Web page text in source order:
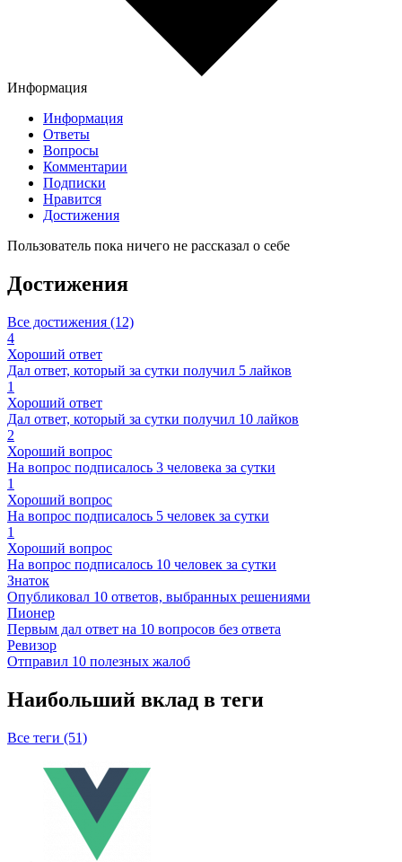
Информация
Информация
Ответы
Вопросы
Комментарии
Подписки
Нравится
Достижения
Пользователь пока ничего не рассказал о себе
Достижения
Все достижения (12)
4
Хороший ответ
Дал ответ, который за сутки получил 5 лайков
1
Хороший ответ
Дал ответ, который за сутки получил 10 лайков
2
Хороший вопрос
На вопрос подписалось 3 человека за сутки
1
Хороший вопрос
На вопрос подписалось 5 человек за сутки
1
Хороший вопрос
На вопрос подписалось 10 человек за сутки
Знаток
Опубликовал 10 ответов, выбранных решениями
Пионер
Первым дал ответ на 10 вопросов без ответа
Ревизор
Отправил 10 полезных жалоб
Наибольший вклад в теги
Все теги (51)